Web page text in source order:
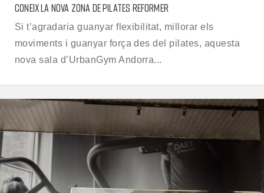
CONEIX LA NOVA ZONA DE PILATES REFORMER
Si t’agradaria guanyar flexibilitat, millorar els
moviments i guanyar força des del pilates, aquesta
nova sala d’UrbanGym Andorra...